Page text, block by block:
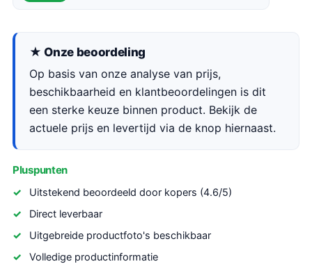
★ Onze beoordeling
Op basis van onze analyse van prijs,
beschikbaarheid en klantbeoordelingen is dit
een sterke keuze binnen product. Bekijk de
actuele prijs en levertijd via de knop hiernaast.
Pluspunten
Uitstekend beoordeeld door kopers (4.6/5)
Direct leverbaar
Uitgebreide productfoto's beschikbaar
Volledige productinformatie